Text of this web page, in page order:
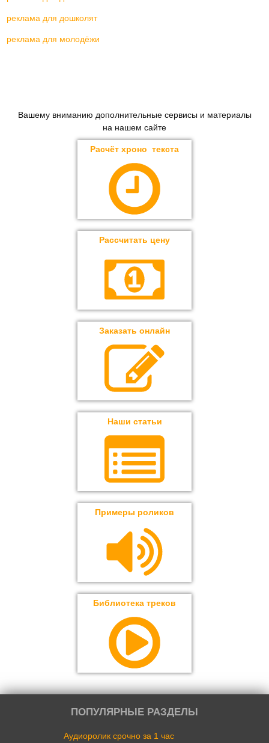
реклама для дошколят
реклама для молодёжи
Вашему вниманию дополнительные сервисы и материалы
на нашем сайте
Расчёт хроно текста
Рассчитать цену
Заказать онлайн
Наши статьи
Примеры роликов
Библиотека треков
ПОПУЛЯРНЫЕ РАЗДЕЛЫ
Аудиоролик срочно за 1 час